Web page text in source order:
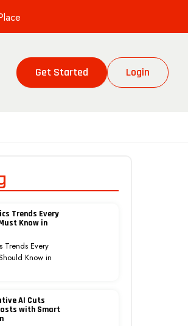
Get Started Login
Trends Every
Know in
Trends Every
Know in
AI Cuts
with Smart